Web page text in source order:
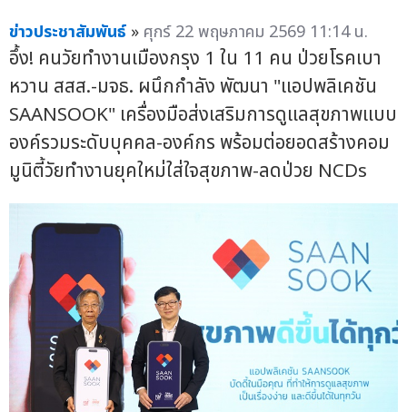
ข่าวประชาสัมพันธ์ » ศุกร์ 22 พฤษภาคม 2569 11:14 น.
อึ้ง! คนวัยทำงานเมืองกรุง 1 ใน 11 คน ป่วยโรคเบา
หวาน สสส.-มจธ. ผนึกกำลัง พัฒนา "แอปพลิเคชัน
SAANSOOK" เครื่องมือส่งเสริมการดูแลสุขภาพแบบ
องค์รวมระดับบุคคล-องค์กร พร้อมต่อยอดสร้างคอม
มูนิตี้วัยทำงานยุคใหม่ใส่ใจสุขภาพ-ลดป่วย NCDs